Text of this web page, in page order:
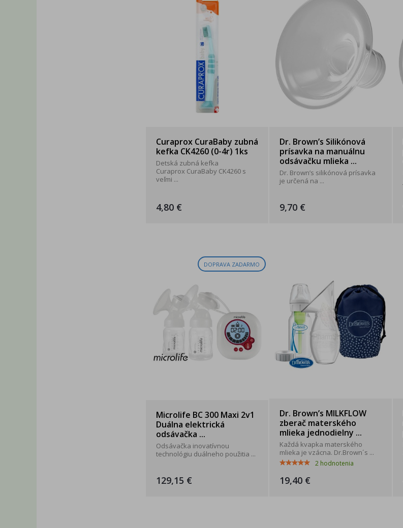
Curaprox CuraBaby zubná
kefka CK4260 (0-4r) 1ks
Detská zubná kefka
Curaprox CuraBaby CK4260 s
veľmi ...
4,80 €
Dr. Brown’s Silikónová
prísavka na manuálnu
odsávačku mlieka ...
Dr. Brown’s silikónová prísavka
je určená na ...
9,70 €
DOPRAVA ZADARMO
Microlife BC 300 Maxi 2v1
Duálna elektrická
odsávačka ...
Odsávačka inovatívnou
technológiu duálneho použitia ...
129,15 €
Dr. Brown’s MILKFLOW
zberač materského
mlieka jednodielny ...
Každá kvapka materského
mlieka je vzácna. Dr.Brown´s ...
2 hodnotenia
19,40 €